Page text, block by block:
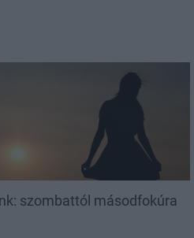
szombattól másodfokúra